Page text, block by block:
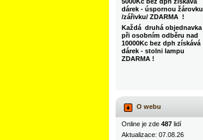
dárek - úspornou žárovku
/zářivku/ ZDARMA !
Každá druhá objednavka
při osobním odběru nad
10000Kc bez dph získává
dárek - stolni lampu
ZDARMA !
O webu
Online je zde 487 lidí
Aktualizace: 07.08.26